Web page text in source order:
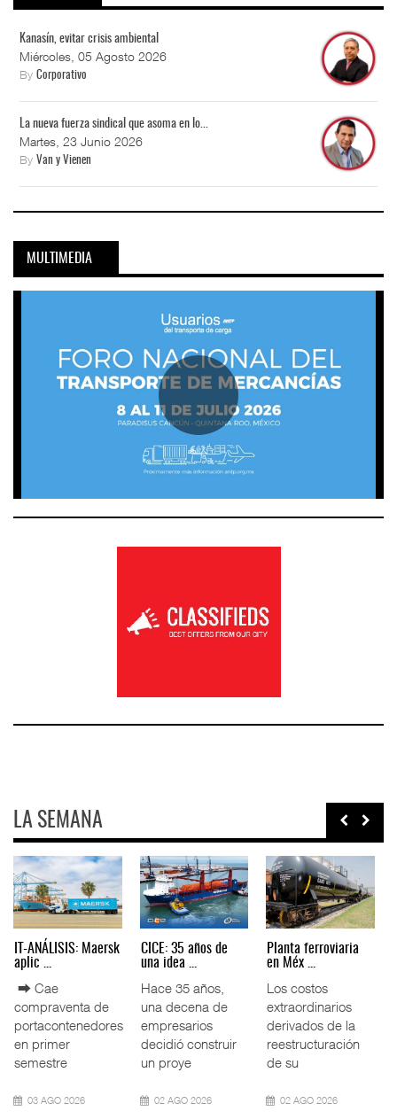
Kanasín, evitar crisis ambiental
Miércoles, 05 Agosto 2026
By Corporativo
La nueva fuerza sindical que asoma en lo...
Martes, 23 Junio 2026
By Van y Vienen
MULTIMEDIA
LA SEMANA
AMANAC, treinta y
nueve a ...
La transformación
del comercio
marítimo mundial
también ha
redefin
05 AGO 2026
TMAZ eleva 77%
movimiento ...
La Terminal
Marítima de
Mazatlán (TMAZ),
subsidiaria
portuaria de
05 AGO 2026
EE.UU. plantea
nuevas res ...
La Administración
Federal de
Ferrocarriles de
los Estados
Unidos (
05 AGO 2026